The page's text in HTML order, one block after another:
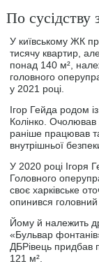
По
У київському ЖК
тисячу квартир,
понад 140 м²,
головного
у 2021 році.
Ігор Гейда родом
Колінко. Очолював
раніше працював
внутрішньої
У 2020 році Ігоря
Головного
своє харківське
опинився головний
Йому й належить
«Бульвар
ДБРівець придбав
121 м².